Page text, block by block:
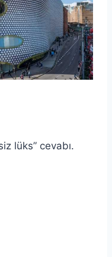
lüks” cevabı.